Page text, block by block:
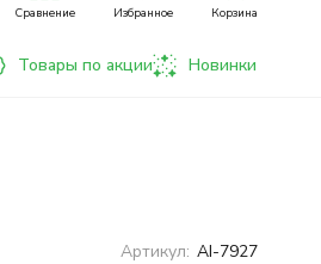
Сравнение Избранное Корзина
Товары по акции Новинки
Артикул: AI-7927